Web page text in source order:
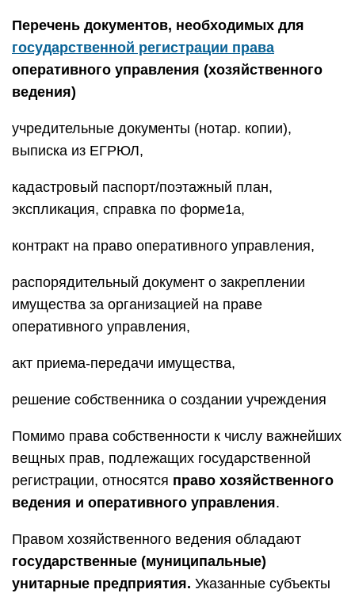
Перечень документов, необходимых для
государственной регистрации права
оперативного управления (хозяйственного
ведения)
учредительные документы (нотар. копии),
выписка из ЕГРЮЛ,
кадастровый паспорт/поэтажный план,
экспликация, справка по форме1а,
контракт на право оперативного управления,
распорядительный документ о закреплении
имущества за организацией на праве
оперативного управления,
акт приема-передачи имущества,
решение собственника о создании учреждения
Помимо права собственности к числу важнейших
вещных прав, подлежащих государственной
регистрации, относятся право хозяйственного
ведения и оперативного управления.
Правом хозяйственного ведения обладают
государственные (муниципальные)
унитарные предприятия. Указанные субъекты